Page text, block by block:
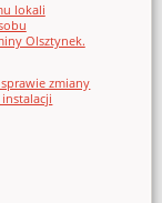
lokali
Olsztynek.
zmiany